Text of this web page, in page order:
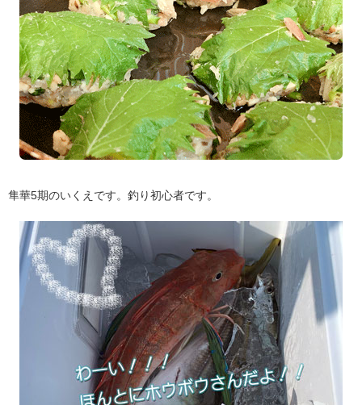
隼華5期のいくえです。釣り初心者です。